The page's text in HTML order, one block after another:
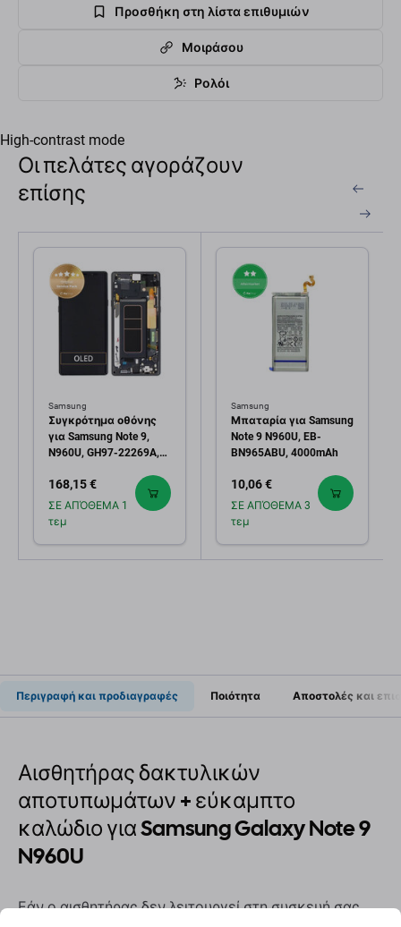
Προσθήκη στη λίστα επιθυμιών
Μοιράσου
Ρολόι
High-contrast mode
Οι πελάτες αγοράζουν
επίσης
Samsung
Συγκρότημα οθόνης
για Samsung Note 9,
N960U, GH97-22269A,
22270A, Midnight Black,
Service Pack
168,15 €
ΣΕ ΑΠΌΘΕΜΑ 1
τεμ
Samsung
Μπαταρία για Samsung
Note 9 N960U, EB-
BN965ABU, 4000mAh
10,06 €
ΣΕ ΑΠΌΘΕΜΑ 3
τεμ
Περιγραφή και προδιαγραφές Ποιότητα Αποστολές και
Αισθητήρας δακτυλικών
αποτυπωμάτων + εύκαμπτο
καλώδιο για Samsung Galaxy Note 9
N960U
Εάν ο αισθητήρας δεν λειτουργεί στη συσκευή σας